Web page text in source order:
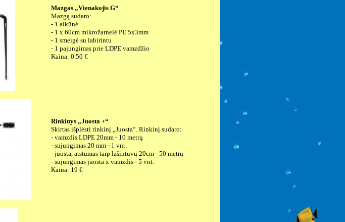
Mazgas „Vienakojis G“
Mazgą sudaro:
- 1 alkūnė
- 1 x 60cm mikrožarnelė PE 5x3mm
- 1 smeigė su labirintu
- 1 pajungimas prie LDPE vamzdžio
Kaina: 0.50 €
Rinkinys „Juosta +“
Skirtas išplėsti rinkinį „Juosta“. Rinkinį sudaro:
- vamzdis LDPE 20mm - 10 metrų
- sujungimas 20 mm - 1 vnt.
- juosta, atstumas tarp lašintuvų 20cm - 50 metrų
- sujungimas juosta x vamzdis - 5 vnt.
Kaina: 19 €